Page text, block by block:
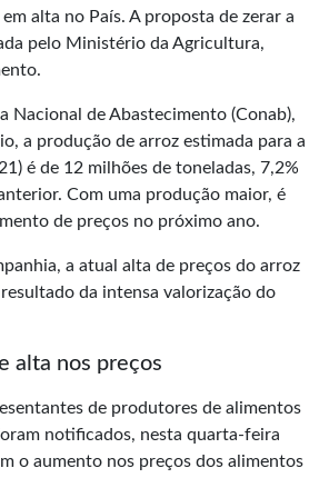
alta no País. A proposta de zerar a
pelo Ministério da Agricultura,
Nacional de Abastecimento (Conab),
a produção de arroz estimada para a
é de 12 milhões de toneladas, 7,2%
Com uma produção maior, é
de preços no próximo ano.
a atual alta de preços do arroz
da intensa valorização do
alta nos preços
de produtores de alimentos
notificados, nesta quarta-feira
o aumento nos preços dos alimentos